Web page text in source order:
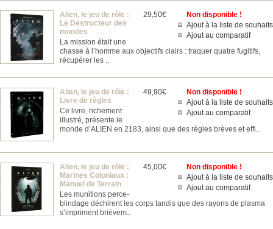
Non disponible !
Ajout à la liste de souhaits
Ajout au comparatif
29,50€
Alien, le jeu de rôle :
Le Destructeur des
mondes
La mission était une
chasse à l’homme aux objectifs clairs : traquer quatre fugitifs,
récupérer les ..
Non disponible !
Ajout à la liste de souhaits
Ajout au comparatif
49,90€
Alien, le jeu de rôle :
Livre de règles
Ce livre, richement
illustré, présente le
monde d’ALIEN en 2183, ainsi que des règles brèves et effi..
Non disponible !
Ajout à la liste de souhaits
Ajout au comparatif
45,00€
Alien, le jeu de rôle :
Marines Coloniaux :
Manuel de Terrain
Les munitions perce-
blindage déchirent les corps tandis que des rayons de plasma
s’impriment brièvem..